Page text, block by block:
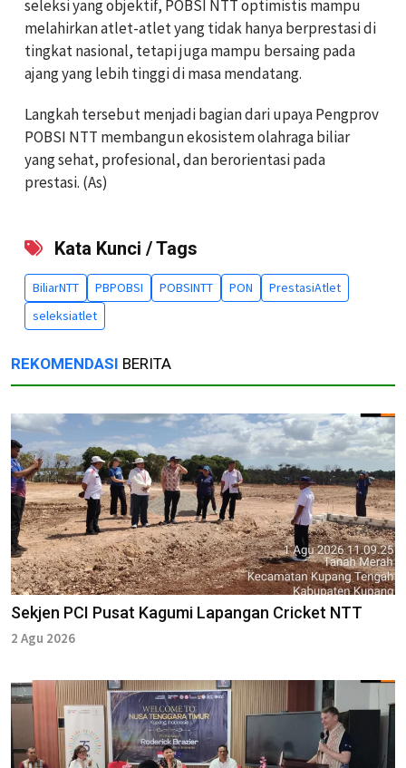
seleksi yang objektif, POBSI NTT optimistis mampu
melahirkan atlet-atlet yang tidak hanya berprestasi di
tingkat nasional, tetapi juga mampu bersaing pada
ajang yang lebih tinggi di masa mendatang.
Langkah tersebut menjadi bagian dari upaya Pengprov
POBSI NTT membangun ekosistem olahraga biliar
yang sehat, profesional, dan berorientasi pada
prestasi. (As)
Kata Kunci / Tags
BiliarNTT PBPOBSI POBSINTT PON
PrestasiAtlet
seleksiatlet
REKOMENDASI BERITA
Sekjen PCI Pusat Kagumi Lapangan Cricket NTT
2 Agu 2026